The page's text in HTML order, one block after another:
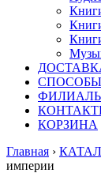
КОРЗИНА
Главная ›
империи